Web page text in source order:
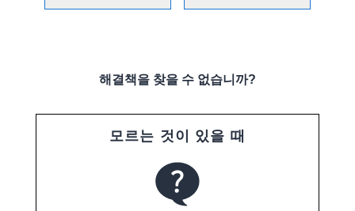
해결책을 찾을 수 없습니까?
모르는 것이 있을 때